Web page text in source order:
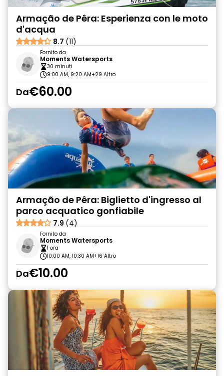
Armação de Pêra: Esperienza con le moto
d'acqua
8.7 (11)
Fornito da
Moments Watersports
30 minuti
9:00 AM, 9:20 AM+29 Altro
Da€60.00
Armação de Pêra: Biglietto d'ingresso al
parco acquatico gonfiabile
7.9 (4)
Fornito da
Moments Watersports
1 ora
10:00 AM, 10:30 AM+16 Altro
Da€10.00